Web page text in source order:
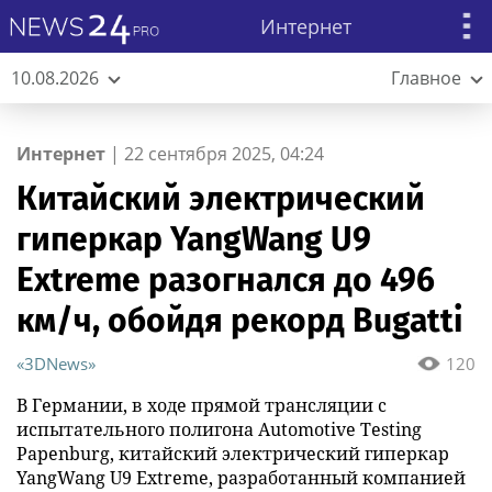
Интернет
10.08.2026 Главное
Интернет | 22 сентября 2025, 04:24
Китайский электрический
гиперкар YangWang U9
Extreme разогнался до 496
км/ч, обойдя рекорд Bugatti
120
«3DNews»
В Германии, в ходе прямой трансляции с
испытательного полигона Automotive Testing
Papenburg, китайский электрический гиперкар
YangWang U9 Extreme, разработанный компанией